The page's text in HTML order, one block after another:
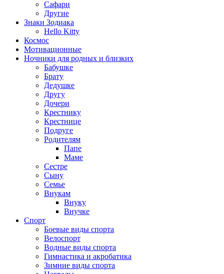
Сафари
Другие
Знаки Зодиака
Hello Kitty
Космос
Мотивационные
Ночники для родных и близких
Бабушке
Брату
Дедушке
Другу
Дочери
Крестнику
Крестнице
Подруге
Родителям
Папе
Маме
Сестре
Сыну
Семье
Внукам
Внуку
Внучке
Спорт
Боевые виды спорта
Велоспорт
Водные виды спорта
Гимнастика и акробатика
Зимние виды спорта